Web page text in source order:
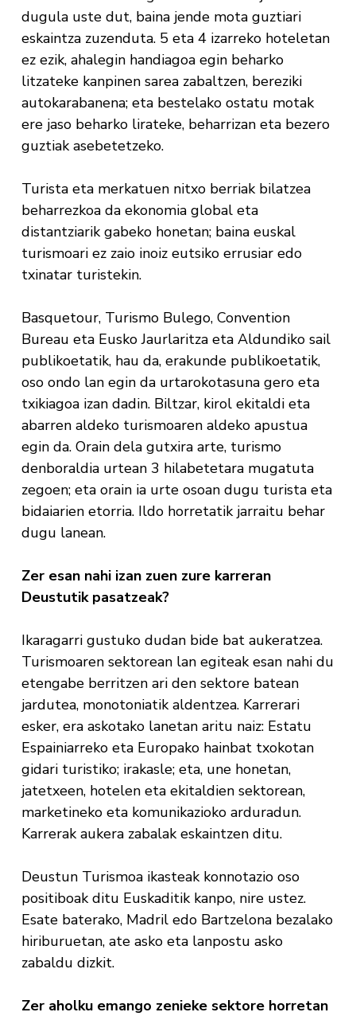
dugula uste dut, baina jende mota guztiari
eskaintza zuzenduta. 5 eta 4 izarreko hoteletan
ez ezik, ahalegin handiagoa egin beharko
litzateke kanpinen sarea zabaltzen, bereziki
autokarabanena; eta bestelako ostatu motak
ere jaso beharko lirateke, beharrizan eta bezero
guztiak asebetetzeko.
Turista eta merkatuen nitxo berriak bilatzea
beharrezkoa da ekonomia global eta
distantziarik gabeko honetan; baina euskal
turismoari ez zaio inoiz eutsiko errusiar edo
txinatar turistekin.
Basquetour, Turismo Bulego, Convention
Bureau eta Eusko Jaurlaritza eta Aldundiko sail
publikoetatik, hau da, erakunde publikoetatik,
oso ondo lan egin da urtarokotasuna gero eta
txikiagoa izan dadin. Biltzar, kirol ekitaldi eta
abarren aldeko turismoaren aldeko apustua
egin da. Orain dela gutxira arte, turismo
denboraldia urtean 3 hilabetetara mugatuta
zegoen; eta orain ia urte osoan dugu turista eta
bidaiarien etorria. Ildo horretatik jarraitu behar
dugu lanean.
Zer esan nahi izan zuen zure karreran
Deustutik pasatzeak?
Ikaragarri gustuko dudan bide bat aukeratzea.
Turismoaren sektorean lan egiteak esan nahi du
etengabe berritzen ari den sektore batean
jardutea, monotoniatik aldentzea. Karrerari
esker, era askotako lanetan aritu naiz: Estatu
Espainiarreko eta Europako hainbat txokotan
gidari turistiko; irakasle; eta, une honetan,
jatetxeen, hotelen eta ekitaldien sektorean,
marketineko eta komunikazioko arduradun.
Karrerak aukera zabalak eskaintzen ditu.
Deustun Turismoa ikasteak konnotazio oso
positiboak ditu Euskaditik kanpo, nire ustez.
Esate baterako, Madril edo Bartzelona bezalako
hiriburuetan, ate asko eta lanpostu asko
zabaldu dizkit.
Zer aholku emango zenieke sektore horretan